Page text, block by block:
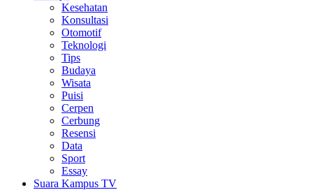
Kesehatan
Konsultasi
Otomotif
Teknologi
Tips
Budaya
Wisata
Puisi
Cerpen
Cerbung
Resensi
Data
Sport
Essay
Suara Kampus TV